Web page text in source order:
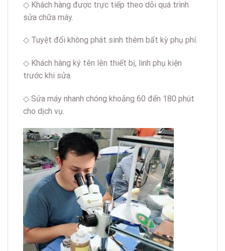
◇ Khách hàng được trực tiếp theo dõi quá trình
sửa chữa máy.
◇ Tuyệt đối không phát sinh thêm bất kỳ phụ phí.
◇ Khách hàng ký tên lên thiết bị, linh phụ kiện
trước khi sửa.
◇ Sửa máy nhanh chóng khoảng 60 đến 180 phút
cho dịch vụ.